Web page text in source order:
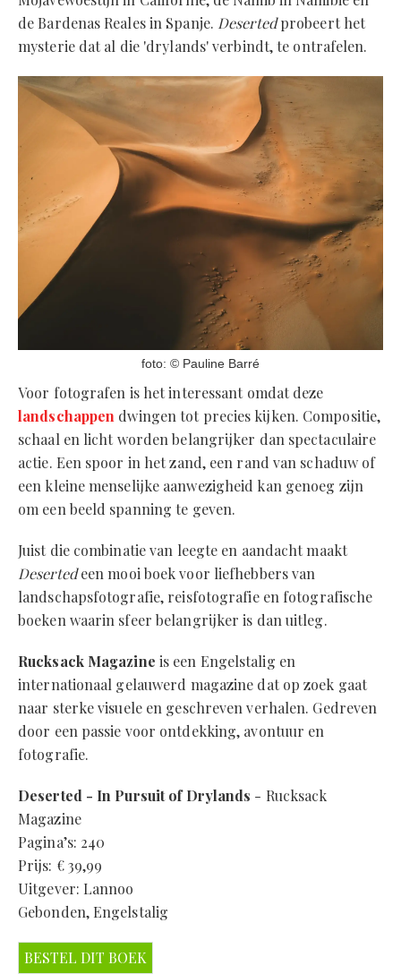
de Bardenas Reales in Spanje. Desertedprobeert het
mysterie dat al die 'drylands' verbindt, te ontrafelen.
foto: © Pauline Barré
Voor fotografen is het interessant omdat deze
landschappen dwingen tot precies kijken. Compositie,
schaal en licht worden belangrijker dan spectaculaire
actie. Een spoor in het zand, een rand van schaduw of
een kleine menselijke aanwezigheid kan genoeg zijn
om een beeld spanning te geven.
Juist die combinatie van leegte en aandacht maakt
Desertedeen mooi boek voor liefhebbers van
landschapsfotografie, reisfotografie en fotografische
boeken waarin sfeer belangrijker is dan uitleg.
Rucksack Magazine is een Engelstalig en
internationaal gelauwerd magazine dat op zoek gaat
naar sterke visuele en geschreven verhalen. Gedreven
door een passie voor ontdekking, avontuur en
fotografie.
Deserted - In Pursuit of Drylands - Rucksack
Magazine
Pagina’s: 240
Prijs: € 39,99
Uitgever: Lannoo
Gebonden, Engelstalig
BESTEL DIT BOEK